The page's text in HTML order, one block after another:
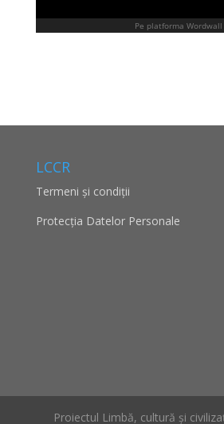
LCCR
Termeni și condiții
Protecţia Datelor Personale
Proiectul Limbă, cultură și